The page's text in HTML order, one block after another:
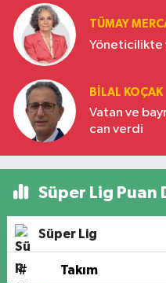
TÜMAY
Yöneticilikte
BILAL KOÇAK
Vatan ve
can verdi
Süper Lig Puan
Süper Lig
# Takım